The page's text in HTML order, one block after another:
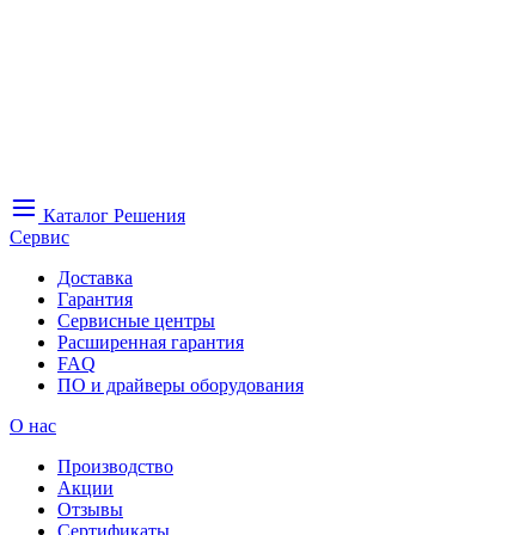
Каталог Решения
Сервис
Доставка
Гарантия
Сервисные центры
Расширенная гарантия
FAQ
ПО и драйверы оборудования
О нас
Производство
Акции
Отзывы
Сертификаты